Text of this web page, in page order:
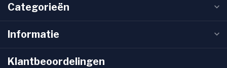
Categorieën
Informatie
Klantbeoordelingen